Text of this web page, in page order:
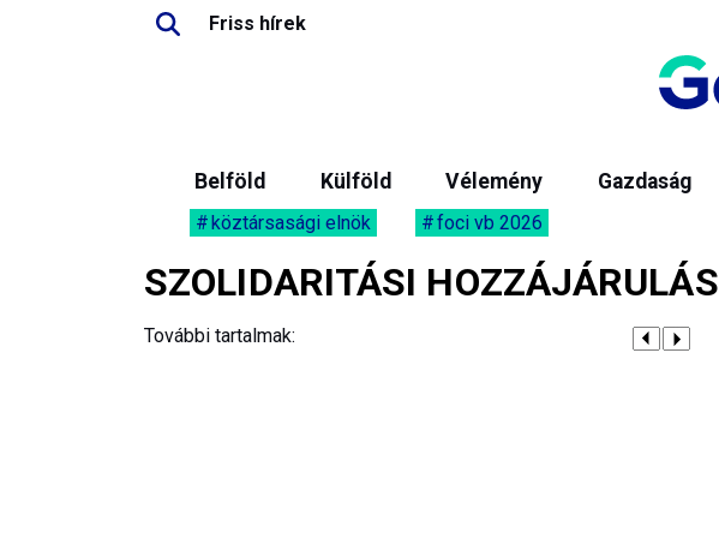
Friss hírek
Belföld Külföld Vélemény Gazdaság
köztársasági elnök foci vb 2026
SZOLIDARITÁSI HOZZÁJÁRULÁS
További tartalmak: